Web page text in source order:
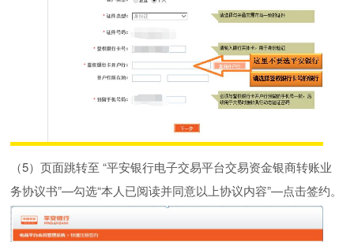
（5）页面跳转至 “平安银行电子交易平台交易资金银商转账业
务协议书”—勾选“本人已阅读并同意以上协议内容”—点击签约。